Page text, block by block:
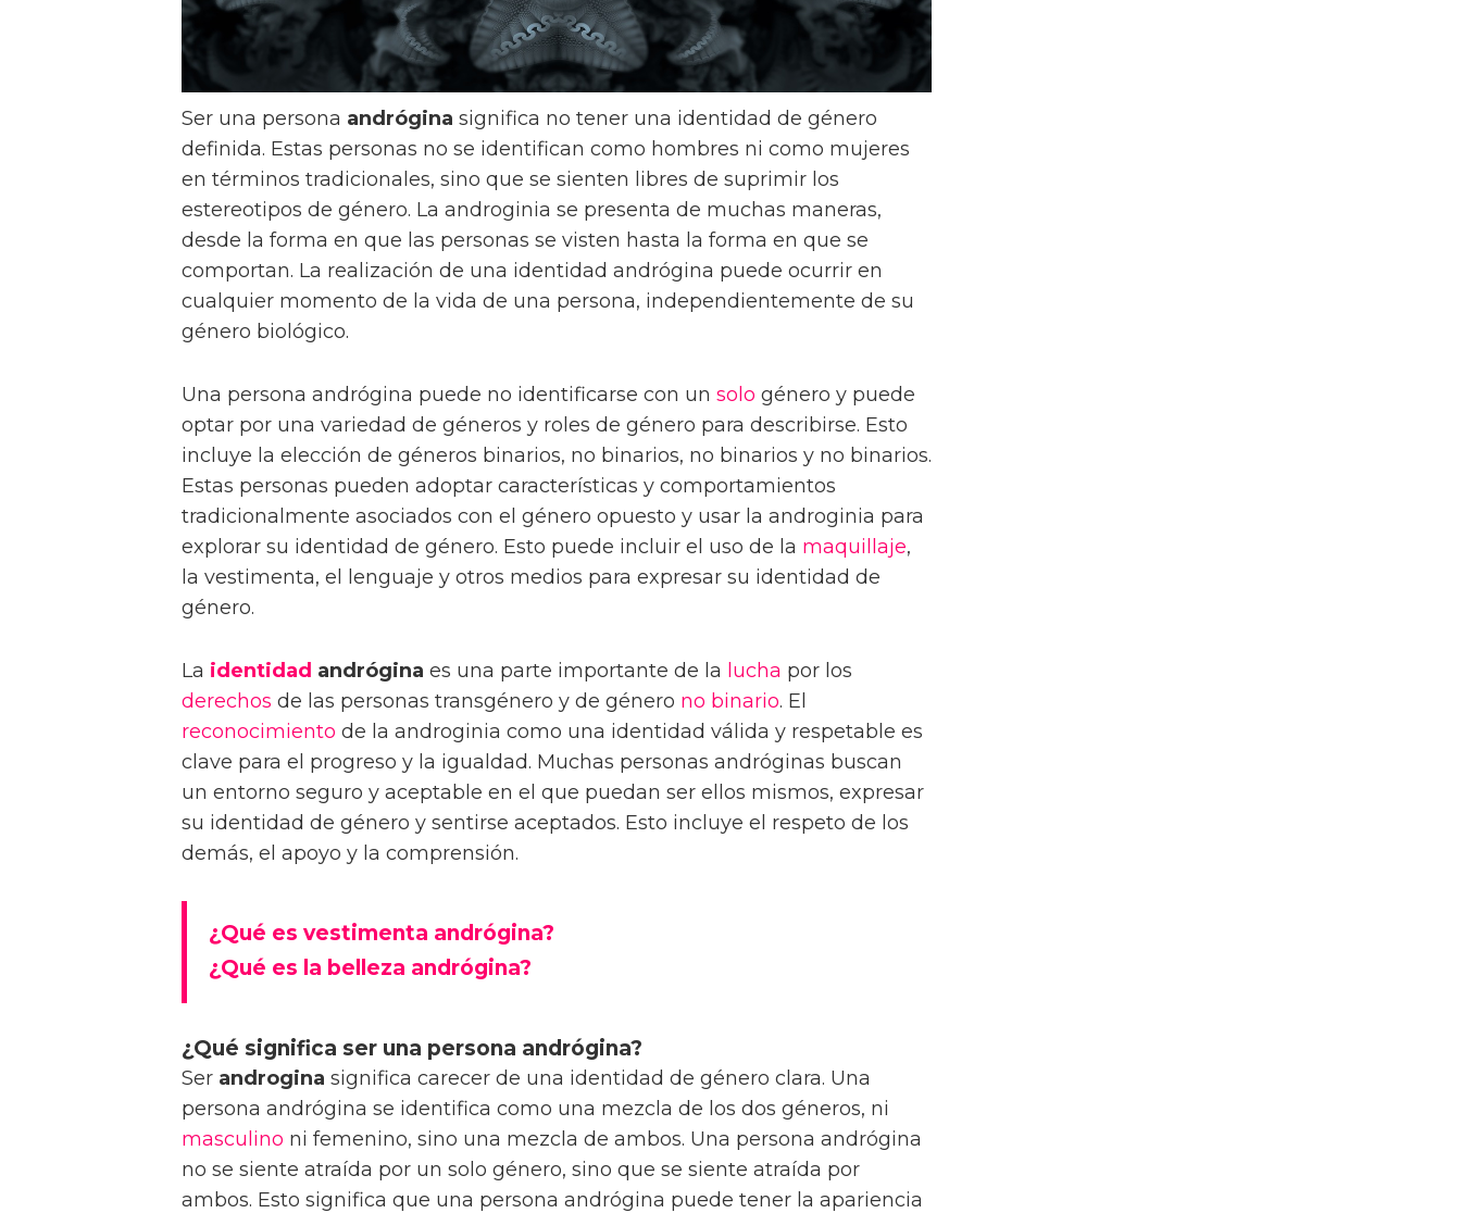
Ser una persona andrógina significa no tener una identidad de género
definida. Estas personas no se identifican como hombres ni como mujeres
en términos tradicionales, sino que se sienten libres de suprimir los
estereotipos de género. La androginia se presenta de muchas maneras,
desde la forma en que las personas se visten hasta la forma en que se
comportan. La realización de una identidad andrógina puede ocurrir en
cualquier momento de la vida de una persona, independientemente de su
género biológico.
Una persona andrógina puede no identificarse con un solo género y puede
optar por una variedad de géneros y roles de género para describirse. Esto
incluye la elección de géneros binarios, no binarios, no binarios y no binarios.
Estas personas pueden adoptar características y comportamientos
tradicionalmente asociados con el género opuesto y usar la androginia para
explorar su identidad de género. Esto puede incluir el uso de la maquillaje,
la vestimenta, el lenguaje y otros medios para expresar su identidad de
género.
La identidad andrógina es una parte importante de la lucha por los
derechos de las personas transgénero y de género no binario. El
reconocimiento de la androginia como una identidad válida y respetable es
clave para el progreso y la igualdad. Muchas personas andróginas buscan
un entorno seguro y aceptable en el que puedan ser ellos mismos, expresar
su identidad de género y sentirse aceptados. Esto incluye el respeto de los
demás, el apoyo y la comprensión.
¿Qué es vestimenta andrógina?
¿Qué es la belleza andrógina?
¿Qué significa ser una persona andrógina?
Ser androgina significa carecer de una identidad de género clara. Una
persona andrógina se identifica como una mezcla de los dos géneros, ni
masculino ni femenino, sino una mezcla de ambos. Una persona andrógina
no se siente atraída por un solo género, sino que se siente atraída por
ambos. Esto significa que una persona andrógina puede tener la apariencia